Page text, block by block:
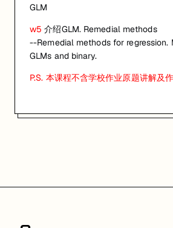
GLM
w5 介绍GLM. Remedial methods
--Remedial methods for regression.
GLMs and binary.
P.S. 本课程不含学校作业原题讲解及